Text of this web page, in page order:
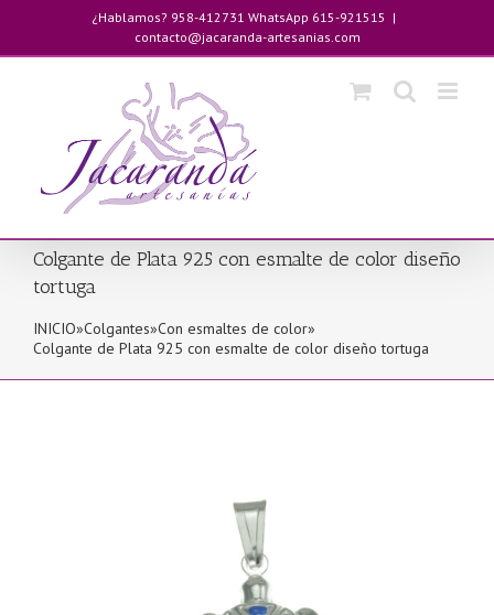
contenido
¿Hablamos? 958-412731 WhatsApp 615-921515 |
contacto@jacaranda-artesanias.com
Colgante de Plata 925 con esmalte de color diseño
tortuga
INICIO»Colgantes»Con esmaltes de color»
Colgante de Plata 925 con esmalte de color diseño tortuga